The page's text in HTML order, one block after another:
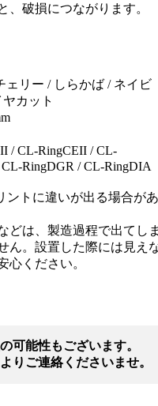
、破損につながります。
ェリー / しらかば / ネイビ
カット
/ CL-RingCEII / CL-
RingDGR / CL-RingDIA
トに違いが出る場合があ
どは、製造過程で出てし
ん。設置した際には見え
心ください。
可能性もございます。
りご連絡くださいませ。